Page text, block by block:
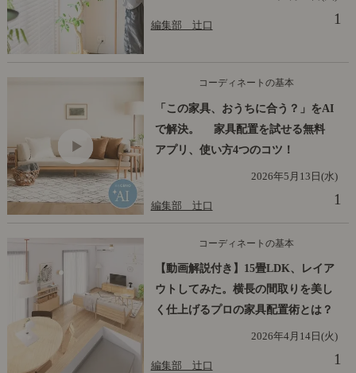
編集部 辻口 1
コーディネートの基本
「この家具、おうちに合う？」をAI
で解決。 家具配置を試せる無料
アプリ、使い方4つのコツ！
2026年5月13日(水)
編集部 辻口 1
コーディネートの基本
【動画解説付き】15畳LDK、レイア
ウトしてみた。横長の間取りを美し
く仕上げるプロの家具配置術とは？
2026年4月14日(火)
編集部 辻口 1